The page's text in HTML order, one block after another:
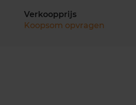
Verkoopprijs
Koopsom opvragen